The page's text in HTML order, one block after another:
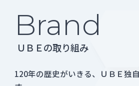
Brand
ＵＢＥの取り組み
120年の歴史がいきる、ＵＢＥ独